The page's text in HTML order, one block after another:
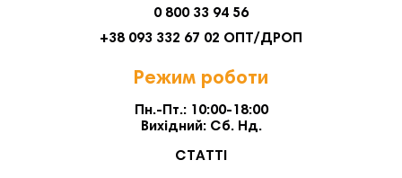
0 800 33 94 56
+38 093 332 67 02 ОПТ/ДРОП
Режим роботи
Пн.-Пт.: 10:00-18:00
Вихідний: Сб. Нд.
СТАТТІ